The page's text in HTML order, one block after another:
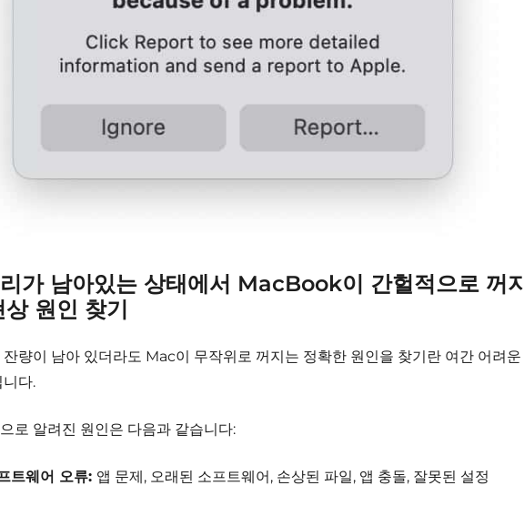
가 남아있는 상태에서 MacBook이 간헐적으로 꺼지
원인 찾기
잔량이 남아 있더라도 Mac이 무작위로 꺼지는 정확한 원인을 찾기란 여간 어려운
니다.
로 알려진 원인은 다음과 같습니다:
트웨어 오류: 앱 문제, 오래된 소프트웨어, 손상된 파일, 앱 충돌, 잘못된 설정